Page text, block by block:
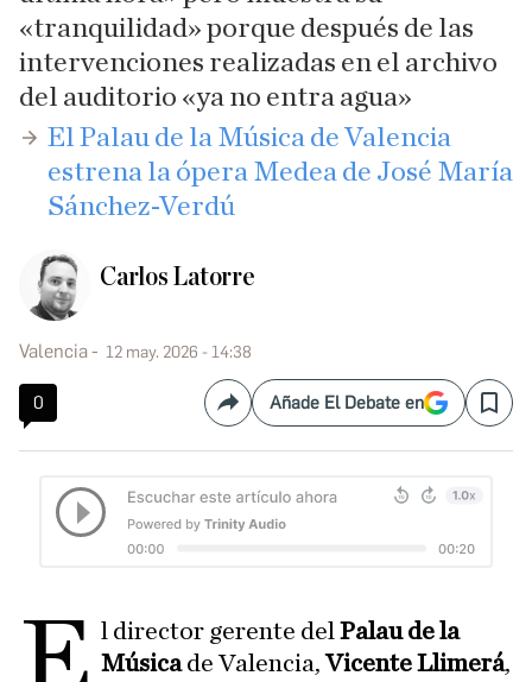
«tranquilidad» porque después de las
intervenciones realizadas en el archivo
del auditorio «ya no entra agua»
El Palau de la Música de Valencia
estrena la ópera Medea de José María
Sánchez-Verdú
Carlos Latorre
Valencia 12 may. 2026 - 14:38
0 CompartirAñade El Debate en Save
l director gerente delPalau de la
Músicade Valencia,Vicente Llimerá,